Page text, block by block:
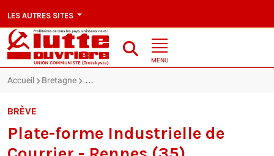
LES AUTRES SITES
MENU
Accueil Bretagne Plate-forme Industrielle de Courrier - Rennes (35)
BRÈVE
Plate-forme Industrielle de